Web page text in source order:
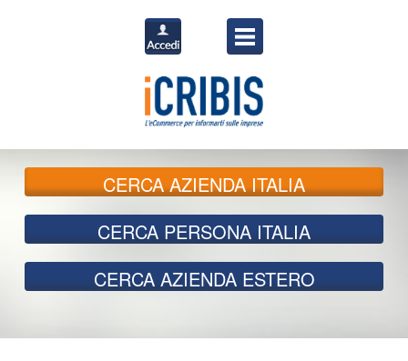
CERCAAZIENDA ITALIA
CERCA PERSONA ITALIA
CERCA AZIENDA ESTERO